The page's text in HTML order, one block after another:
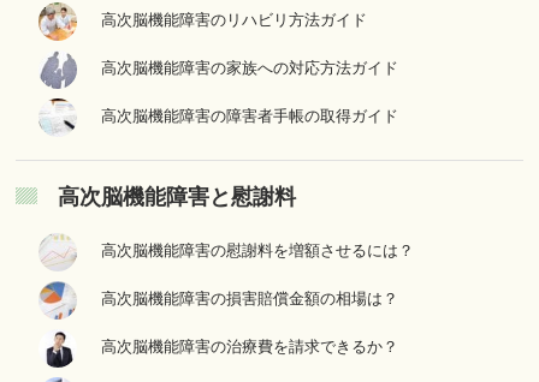
高次脳機能障害のリハビリ方法ガイド
高次脳機能障害の家族への対応方法ガイド
高次脳機能障害の障害者手帳の取得ガイド
高次脳機能障害と慰謝料
高次脳機能障害の慰謝料を増額させるには？
高次脳機能障害の損害賠償金額の相場は？
高次脳機能障害の治療費を請求できるか？